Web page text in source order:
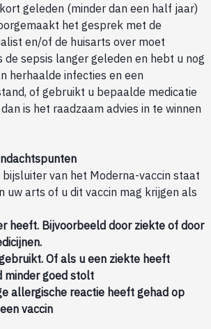
geleden (minder dan een half jaar)
het gesprek met de
en/of de huisarts over moet
de sepsis langer geleden en hebt u nog
herhaalde infecties en een
of gebruikt u bepaalde medicatie
is het raadzaam advies in te winnen
van het Moderna-vaccin staat
uw arts of u dit vaccin mag krijgen als
heeft. Bijvoorbeeld door ziekte of door
Of als u een ziekte heeft
minder goed stolt
allergische reactie heeft gehad op
vaccin